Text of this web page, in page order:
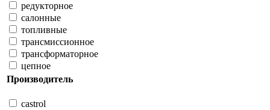
редукторное
салонные
топливные
трансмиссионное
трансформаторное
цепное
Производитель
castrol